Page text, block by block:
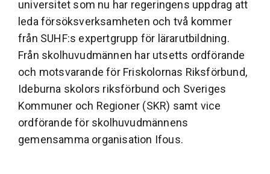
universitet som nu har regeringens uppdrag att
leda försöksverksamheten och två kommer
från SUHF:s expertgrupp för lärarutbildning.
Från skolhuvudmännen har utsetts ordförande
och motsvarande för Friskolornas Riksförbund,
Ideburna skolors riksförbund och Sveriges
Kommuner och Regioner (SKR) samt vice
ordförande för skolhuvudmännens
gemensamma organisation Ifous.